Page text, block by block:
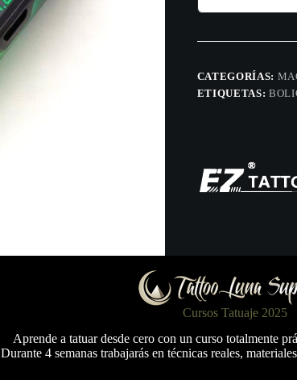
2
Wireless
-
cantidad
CATEGORÍAS:
ETIQUETAS:
Cursos Tatuaje 2025
Aprende a tatuar desde cero con un curso totalmente
Durante 4 semanas trabajarás en técnicas reales,